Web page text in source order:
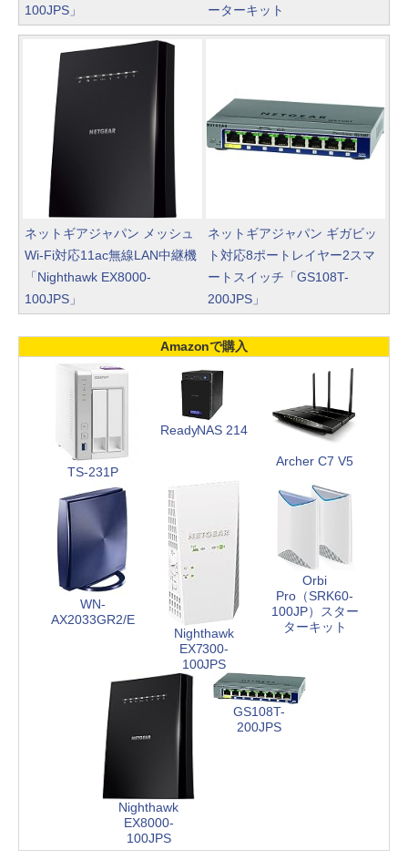
100JPS」
ーターキット
ネットギアジャパン メッシュ
Wi-Fi対応11ac無線LAN中継機
「Nighthawk EX8000-
100JPS」
ネットギアジャパン ギガビッ
ト対応8ポートレイヤー2スマ
ートスイッチ「GS108T-
200JPS」
Amazonで購入
TS-231P
ReadyNAS 214
Archer C7 V5
WN-
AX2033GR2/E
Nighthawk
EX7300-
100JPS
Orbi
Pro（SRK60-
100JP）スター
ターキット
Nighthawk
EX8000-
100JPS
GS108T-
200JPS